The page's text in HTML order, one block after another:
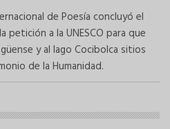
de Poesía concluyó el
petición a la UNESCO para que
y al lago Cocibolca sitios
de la Humanidad.